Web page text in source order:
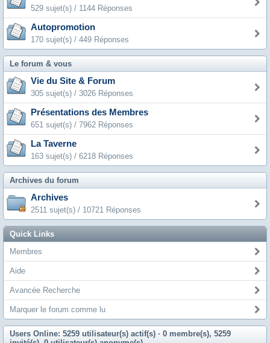
529 sujet(s) / 1144 Réponses
Autopromotion
170 sujet(s) / 449 Réponses
Le forum & vous
Vie du Site & Forum
305 sujet(s) / 3026 Réponses
Présentations des Membres
651 sujet(s) / 7962 Réponses
La Taverne
163 sujet(s) / 6218 Réponses
Archives du forum
Archives
2511 sujet(s) / 10721 Réponses
Quick Links
Membres
Aide
Avancée Recherche
Marquer le forum comme lu
Users Online: 5259 utilisateur(s) actif(s) · 0 membre(s), 5259